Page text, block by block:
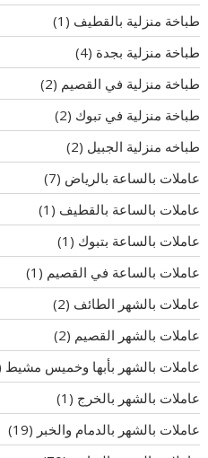
طباخة منزلية بالقطيف (1)
طباخة منزلية بجدة (4)
طباخة منزلية في القصيم (2)
طباخة منزلية في تبوك (2)
طباخه منزلية الجبيل (2)
عاملات بالساعة بالرياض (7)
عاملات بالساعة بالقطيف (1)
عاملات بالساعة بتبوك (1)
عاملات بالساعة في القصيم (1)
عاملات بالشهر الطائف (2)
عاملات بالشهر القصيم (2)
عاملات بالشهر بأبها وخميس مشيط
عاملات بالشهر بالخرج (1)
عاملات بالشهر بالدمام والخبر (19)